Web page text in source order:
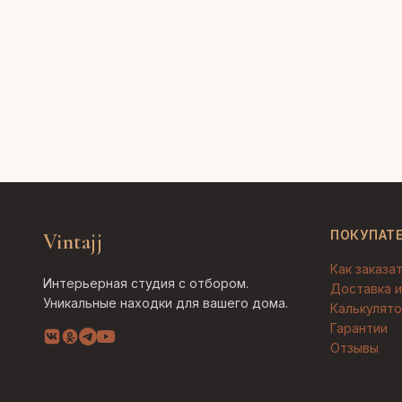
Vintajj
Интерьерная студия с отбором.
Уникальные находки для вашего дома.
Как
Доставка
Гарантии
Отзывы